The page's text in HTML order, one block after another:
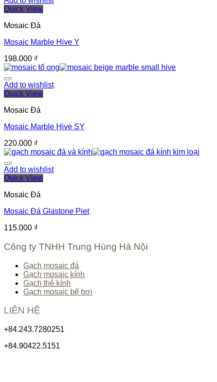
Quick View
Mosaic Đá
Mosaic Marble Hive Y
198.000 ₫
Add to wishlist
Quick View
Mosaic Đá
Mosaic Marble Hive SY
220.000 ₫
Add to wishlist
Quick View
Mosaic Đá
Mosaic Đá Glastone Piet
115.000 ₫
Công ty TNHH Trung Hùng Hà Nội
Gạch mosaic đá
Gạch mosaic kính
Gạch thẻ kính
Gạch mosaic bể bơi
LIÊN HỆ
+84.243.7280251
+84.90422.5151